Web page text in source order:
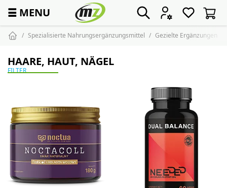
☰ MENU
Spezialisierte Nahrungsergänzungsmittel Gezielte Ergänzungen
HAARE, HAUT, NÄGEL
FILTER